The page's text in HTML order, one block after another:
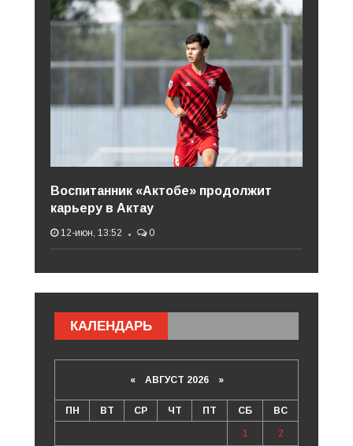
Воспитанник «Актобе» продолжит
карьеру в Актау
12-июн, 13:52 0
КАЛЕНДАРЬ
«АВГУСТ 2026 »
ПН ВТ СР ЧТ ПТ СБ ВС
1 2